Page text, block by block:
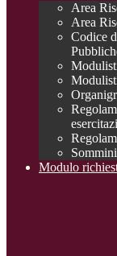
Area
Area
Codice
Modulo